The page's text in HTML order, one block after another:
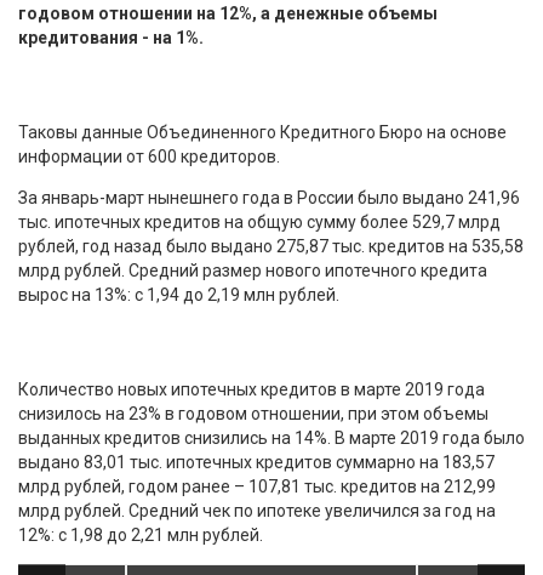
годовом отношении на 12%, а денежные объемы
кредитования - на 1%.
Таковы данные Объединенного Кредитного Бюро на основе
информации от 600 кредиторов.
За январь-март нынешнего года в России было выдано 241,96
тыс. ипотечных кредитов на общую сумму более 529,7 млрд
рублей, год назад было выдано 275,87 тыс. кредитов на 535,58
млрд рублей. Средний размер нового ипотечного кредита
вырос на 13%: с 1,94 до 2,19 млн рублей.
Количество новых ипотечных кредитов в марте 2019 года
снизилось на 23% в годовом отношении, при этом объемы
выданных кредитов снизились на 14%. В марте 2019 года было
выдано 83,01 тыс. ипотечных кредитов суммарно на 183,57
млрд рублей, годом ранее – 107,81 тыс. кредитов на 212,99
млрд рублей. Средний чек по ипотеке увеличился за год на
12%: с 1,98 до 2,21 млн рублей.